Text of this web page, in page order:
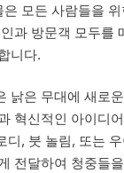
모든 사람들을
과 방문객 모두를
니다.
낡은 무대에 새로
혁신적인 아이디
디, 붓 놀림, 또는
전달하여 청중들